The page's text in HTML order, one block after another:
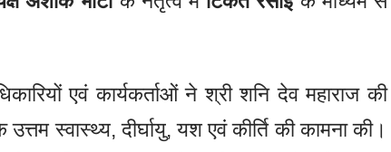
एवं कार्यकर्ताओं ने श्री शनि देव महाराज की
स्वास्थ्य, दीर्घायु, यश एवं कीर्ति की कामना की।